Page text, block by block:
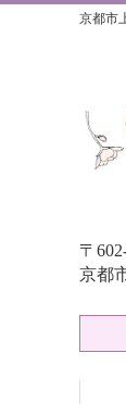
京都市
〒
京都